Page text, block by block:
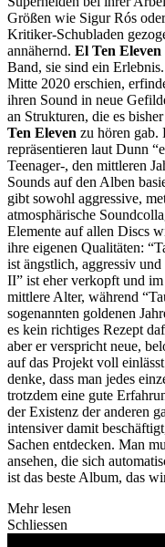
Größen wie Sigur Rós
Kritiker-Schubladen
annähernd. El Ten Eleven
Band, sie sind ein
Mitte 2020 erschien,
ihren Sound in neue
an Strukturen, die es
Ten Eleven zu hören gab.
repräsentieren laut Dunn
Teenager-, den mittleren
Sounds auf den Alben
gibt sowohl aggressive,
atmosphärische
Elemente auf allen Discs
ihre eigenen Qualitäten:
ist ängstlich, aggressiv
II” ist eher verkopft und
mittlere Alter, während
sogenannten goldenen
es kein richtiges Rezept
aber er verspricht neue,
auf das Projekt voll
denke, dass man jedes
trotzdem eine gute
der Existenz der anderen
intensiver damit
Sachen entdecken. Man
ansehen, die sich
ist das beste Album, das
Mehr lesen
Schliessen